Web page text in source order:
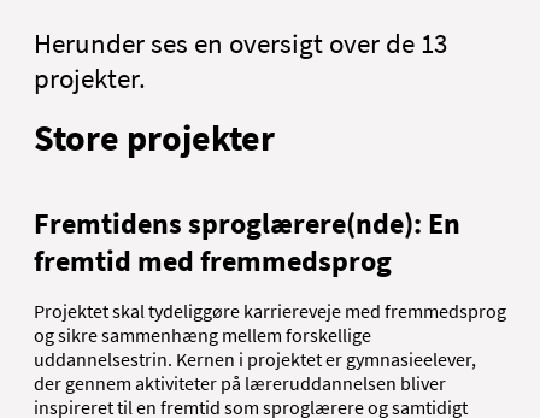
Herunder ses en oversigt over de 13
projekter.
Store projekter
Fremtidens sproglærere(nde): En
fremtid med fremmedsprog
Projektet skal tydeliggøre karriereveje med fremmedsprog
og sikre sammenhæng mellem forskellige
uddannelsestrin. Kernen i projektet er gymnasieelever,
der gennem aktiviteter på læreruddannelsen bliver
inspireret til en fremtid som sproglærere og samtidigt